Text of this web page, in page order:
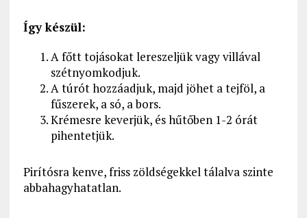
Így készül:
A főtt tojásokat lereszeljük vagy villával
szétnyomkodjuk.
A túrót hozzáadjuk, majd jöhet a tejföl, a
fűszerek, a só, a bors.
Krémesre keverjük, és hűtőben 1-2 órát
pihentetjük.
Pirítósra kenve, friss zöldségekkel tálalva szinte
abbahagyhatatlan.